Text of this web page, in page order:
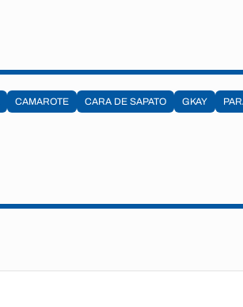
CAMAROTE CARA DE SAPATO GKAY